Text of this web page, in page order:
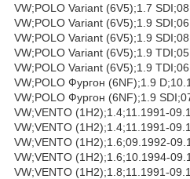
VW;POLO Variant (6V5);1.7
VW;POLO Variant (6V5);1.9
VW;POLO Variant (6V5);1.9
VW;POLO Variant (6V5);1.9
VW;POLO Variant (6V5);1.9
VW;POLO Фургон (6NF);1.9
VW;POLO Фургон (6NF);1.9
VW;VENTO (1H2);1.4;11.1991-
VW;VENTO (1H2);1.4;11.1991-
VW;VENTO (1H2);1.6;09.1992-
VW;VENTO (1H2);1.6;10.1994-
VW;VENTO (1H2);1.8;11.1991-